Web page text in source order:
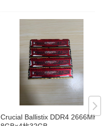
Crucial Ballistix DDR4 2666MHz